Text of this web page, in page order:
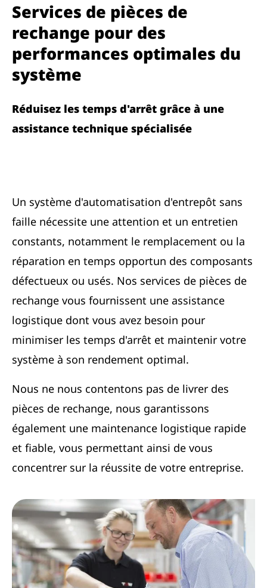
Services de pièces de
rechange pour des
performances optimales du
système
Réduisez les temps d'arrêt grâce à une
assistance technique spécialisée
Un système d'automatisation d'entrepôt sans
faille nécessite une attention et un entretien
constants, notamment le remplacement ou la
réparation en temps opportun des composants
défectueux ou usés. Nos services de pièces de
rechange vous fournissent une assistance
logistique dont vous avez besoin pour
minimiser les temps d'arrêt et maintenir votre
système à son rendement optimal.
Nous ne nous contentons pas de livrer des
pièces de rechange, nous garantissons
également une maintenance logistique rapide
et fiable, vous permettant ainsi de vous
concentrer sur la réussite de votre entreprise.